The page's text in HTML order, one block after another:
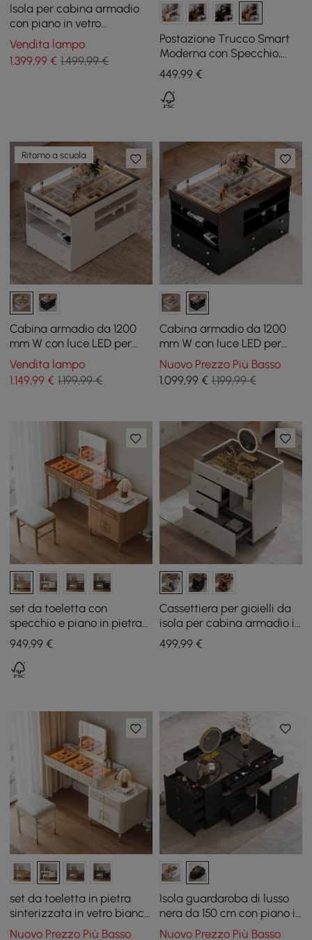
Isola per cabina armadio
con piano in vetro
temperato da 47" con
specchio e cassettiera per
gioielli
Vendita lampo
1.399,99 € 1.499,99 €
Postazione Trucco Smart
Moderna con Specchio,
Naturale
449,99€
Ritorno a scuola
Cabina armadio da 1200
mm W con luce LED per
riporre gioielli
Vendita lampo
1.149,99 € 1.199,99 €
Cabina armadio da 1200
mm W con luce LED per
riporre gioielli
Nuovo Prezzo Più Basso
1.099,99€ 1.199,99 €
set da toeletta con
specchio e piano in pietra
sinterizzata in vetro
naturale
949,99 €
Cassettiera per gioielli da
isola per cabina armadio in
pelle Selvo Saddle con
piano in vetro
499,99€
set da toeletta in pietra
sinterizzata in vetro bianco
con specchio
Nuovo Prezzo Più Basso
Isola guardaroba di lusso
nera da 150 cm con piano in
vetro, postazione trucco e
Nuovo Prezzo Più Basso